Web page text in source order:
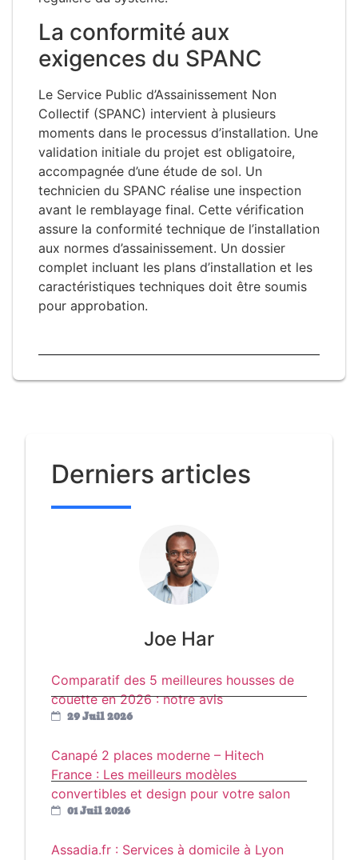
La conformité aux
exigences du SPANC
Le Service Public d’Assainissement Non
Collectif (SPANC) intervient à plusieurs
moments dans le processus d’installation. Une
validation initiale du projet est obligatoire,
accompagnée d’une étude de sol. Un
technicien du SPANC réalise une inspection
avant le remblayage final. Cette vérification
assure la conformité technique de l’installation
aux normes d’assainissement. Un dossier
complet incluant les plans d’installation et les
caractéristiques techniques doit être soumis
pour approbation.
Derniers articles
Joe Har
Comparatif des 5 meilleures housses de
couette en 2026 : notre avis
29 Juil 2026
Canapé 2 places moderne – Hitech
France : Les meilleurs modèles
convertibles et design pour votre salon
01 Juil 2026
Assadia.fr : Services à domicile à Lyon